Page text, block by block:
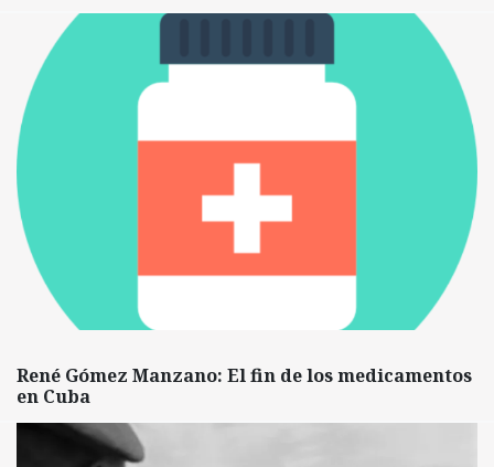
René Gómez Manzano: El fin de los medicamentos
en Cuba